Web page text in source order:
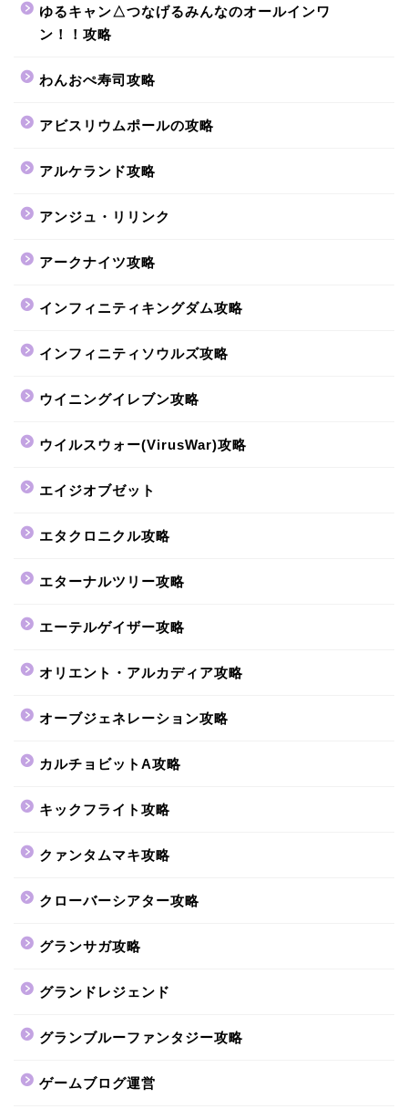
ゆるキャン△つなげるみんなのオールインワ
ン！！攻略
わんおぺ寿司攻略
アビスリウムポールの攻略
アルケランド攻略
アンジュ・リリンク
アークナイツ攻略
インフィニティキングダム攻略
インフィニティソウルズ攻略
ウイニングイレブン攻略
ウイルスウォー(VirusWar)攻略
エイジオブゼット
エタクロニクル攻略
エターナルツリー攻略
エーテルゲイザー攻略
オリエント・アルカディア攻略
オーブジェネレーション攻略
カルチョビットA攻略
キックフライト攻略
クァンタムマキ攻略
クローバーシアター攻略
グランサガ攻略
グランドレジェンド
グランブルーファンタジー攻略
ゲームブログ運営